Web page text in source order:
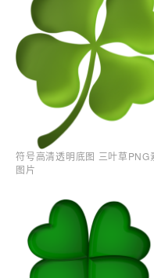
符号高清透明底图 三叶草PNG
图片